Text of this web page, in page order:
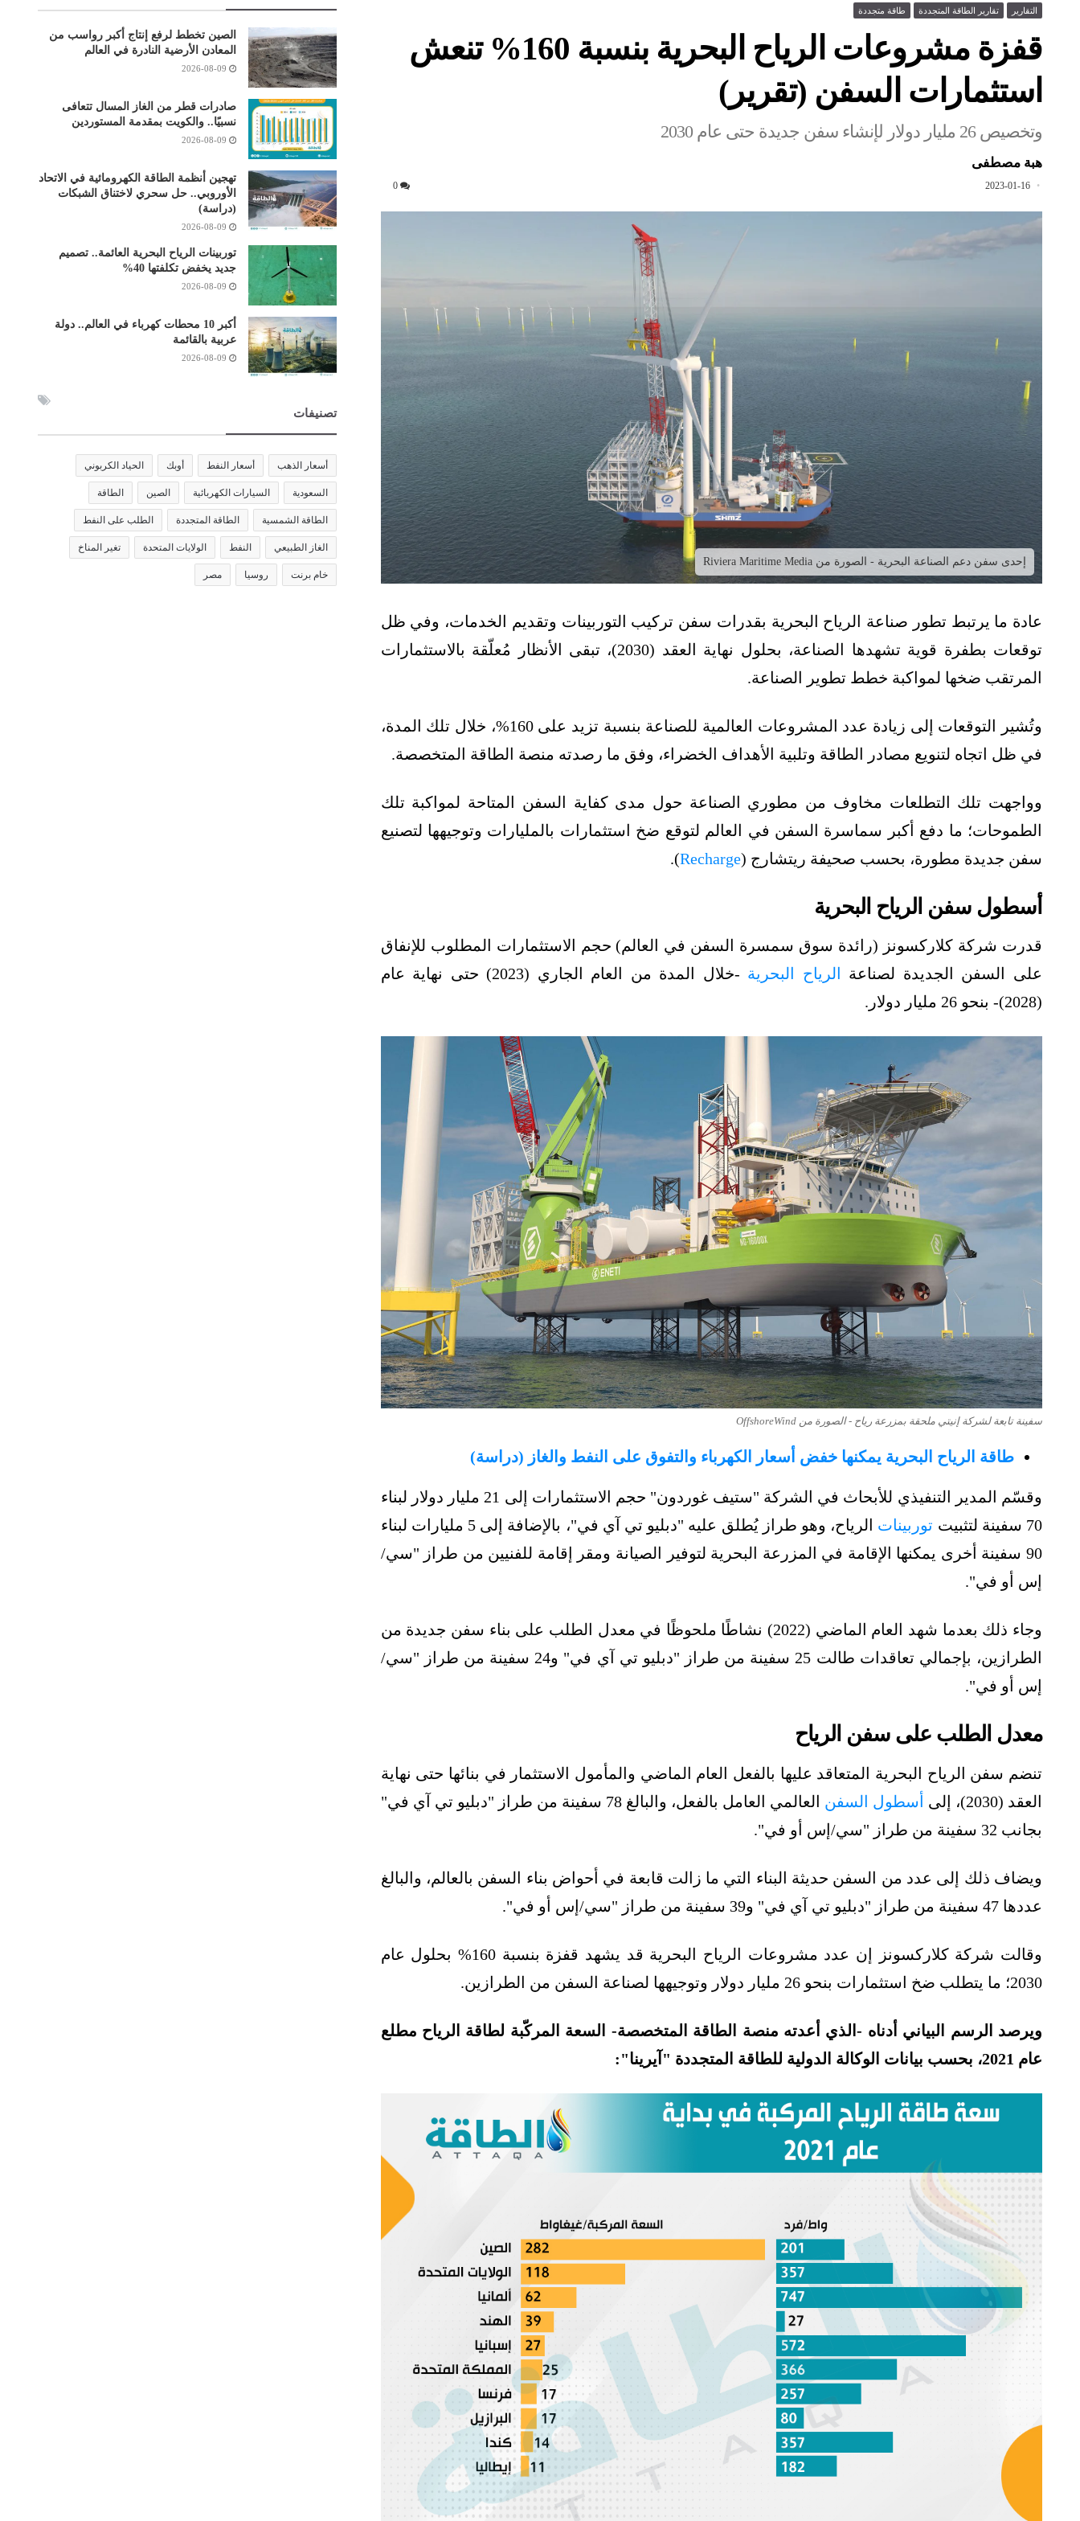
التقارير تقارير الطاقة المتجددة طاقة متجددة
قفزة مشروعات الرياح البحرية بنسبة 160% تنعش
استثمارات السفن (تقرير)
وتخصيص 26 مليار دولار لإنشاء سفن جديدة حتى عام 2030
هبة مصطفى
2023-01-16
0
إحدى سفن دعم الصناعة البحرية - الصورة من Riviera Maritime Media
عادة ما يرتبط تطور صناعة الرياح البحرية بقدرات سفن تركيب التوربينات وتقديم الخدمات، وفي ظل
توقعات بطفرة قوية تشهدها الصناعة، بحلول نهاية العقد (2030)، تبقى الأنظار مُعلّقة بالاستثمارات
المرتقب ضخها لمواكبة خطط تطوير الصناعة.
وتُشير التوقعات إلى زيادة عدد المشروعات العالمية للصناعة بنسبة تزيد على 160%، خلال تلك المدة،
في ظل اتجاه لتنويع مصادر الطاقة وتلبية الأهداف الخضراء، وفق ما رصدته منصة الطاقة المتخصصة.
وواجهت تلك التطلعات مخاوف من مطوري الصناعة حول مدى كفاية السفن المتاحة لمواكبة تلك
الطموحات؛ ما دفع أكبر سماسرة السفن في العالم لتوقع ضخ استثمارات بالمليارات وتوجيهها لتصنيع
سفن جديدة مطورة، بحسب صحيفة ريتشارج (Recharge
).
أسطول سفن الرياح البحرية
قدرت شركة كلاركسونز (رائدة سوق سمسرة السفن في العالم) حجم الاستثمارات المطلوب للإنفاق
على السفن الجديدة لصناعة
الرياح البحرية
-خلال المدة من العام الجاري (2023) حتى نهاية عام
(2028)- بنحو 26 مليار دولار.
سفينة تابعة لشركة إنيتي ملحقة بمزرعة رياح - الصورة من OffshoreWind
طاقة الرياح البحرية يمكنها خفض أسعار الكهرباء والتفوق على النفط والغاز (دراسة)
وقسّم المدير التنفيذي للأبحاث في الشركة "ستيف غوردون" حجم الاستثمارات إلى 21 مليار دولار لبناء
70 سفينة لتثبيت
توربينات
الرياح، وهو طراز يُطلق عليه "دبليو تي آي في"، بالإضافة إلى 5 مليارات لبناء
90 سفينة أخرى يمكنها الإقامة في المزرعة البحرية لتوفير الصيانة ومقر إقامة للفنيين من طراز "سي/
إس أو في".
وجاء ذلك بعدما شهد العام الماضي (2022) نشاطًا ملحوظًا في معدل الطلب على بناء سفن جديدة من
الطرازين، بإجمالي تعاقدات طالت 25 سفينة من طراز "دبليو تي آي في" و24 سفينة من طراز "سي/
إس أو في".
معدل الطلب على سفن الرياح
تنضم سفن الرياح البحرية المتعاقد عليها بالفعل العام الماضي والمأمول الاستثمار في بنائها حتى نهاية
العقد (2030)، إلى
أسطول السفن
العالمي العامل بالفعل، والبالغ 78 سفينة من طراز "دبليو تي آي في"
بجانب 32 سفينة من طراز "سي/إس أو في".
ويضاف ذلك إلى عدد من السفن حديثة البناء التي ما زالت قابعة في أحواض بناء السفن بالعالم، والبالغ
عددها 47 سفينة من طراز "دبليو تي آي في" و39 سفينة من طراز "سي/إس أو في".
وقالت شركة كلاركسونز إن عدد مشروعات الرياح البحرية قد يشهد قفزة بنسبة 160% بحلول عام
2030؛ ما يتطلب ضخ استثمارات بنحو 26 مليار دولار وتوجيهها لصناعة السفن من الطرازين.
ويرصد الرسم البياني أدناه -الذي أعدته منصة الطاقة المتخصصة- السعة المركّبة لطاقة الرياح مطلع
عام 2021، بحسب بيانات الوكالة الدولية للطاقة المتجددة "آيرينا":
الصين تخطط لرفع إنتاج أكبر رواسب من
المعادن الأرضية النادرة في العالم
2026-08-09
صادرات قطر من الغاز المسال تتعافى
نسبيًا.. والكويت بمقدمة المستوردين
2026-08-09
تهجين أنظمة الطاقة الكهرومائية في الاتحاد
الأوروبي.. حل سحري لاختناق الشبكات
(دراسة)
2026-08-09
توربينات الرياح البحرية العائمة.. تصميم
جديد يخفض تكلفتها 40%
2026-08-09
أكبر 10 محطات كهرباء في العالم.. دولة
عربية بالقائمة
2026-08-09
تصنيفات
أسعار الذهب أسعار النفط أوبك الحياد الكربوني
السعودية السيارات الكهربائية الصين الطاقة
الطاقة الشمسية الطاقة المتجددة الطلب على النفط
الغاز الطبيعي النفط الولايات المتحدة تغير المناخ
خام برنت روسيا مصر